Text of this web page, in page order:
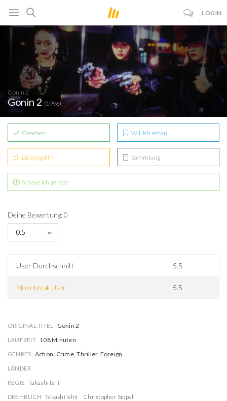
LOGIN
Gonin 2
Gonin 2 (1996)
Gesehen Will ich sehen
Lieblingsfilm Sammlung
Schaue ich gerade
Deine Bewertung: 0
0.5
User Durchschnitt 5.5
Moviebreak User 5.5
ORIGINAL TITEL Gonin 2
LAUFZEIT 108 Minuten
GENRES Action, Crime, Thriller, Foreign
LÄNDER
REGIE Takashi Ishii
DREHBUCH Takashi Ishii
Christopher Sippel